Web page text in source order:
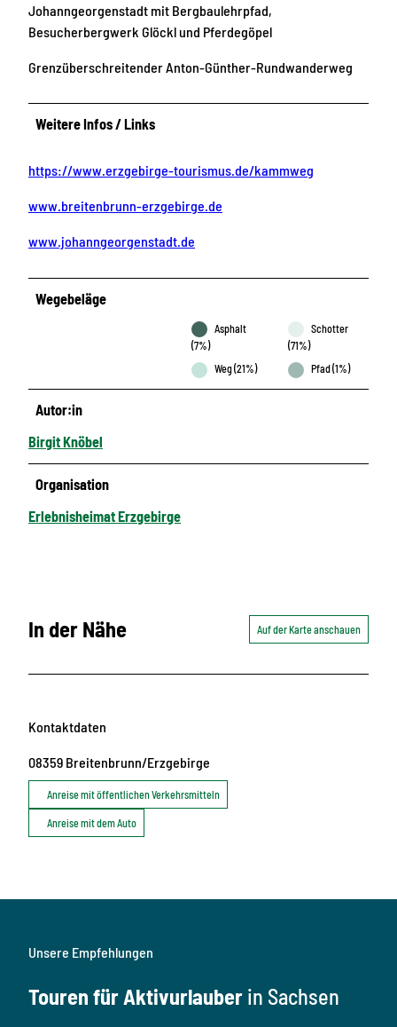
Johanngeorgenstadt mit Bergbaulehrpfad,
Besucherbergwerk Glöckl und Pferdegöpel
Grenzüberschreitender Anton-Günther-Rundwanderweg
Weitere Infos / Links
https://www.erzgebirge-tourismus.de/kammweg
www.breitenbrunn-erzgebirge.de
www.johanngeorgenstadt.de
Wegebeläge
Asphalt
(7%)
Schotter
(71%)
Weg (21%)
Pfad (1%)
Autor:in
Birgit Knöbel
Organisation
Erlebnisheimat Erzgebirge
In der Nähe Auf der Karte anschauen
Kontaktdaten
08359 Breitenbrunn/Erzgebirge
Anreise mit öffentlichen Verkehrsmitteln
Anreise mit dem Auto
Unsere Empfehlungen
Touren für Aktivurlauber in Sachsen